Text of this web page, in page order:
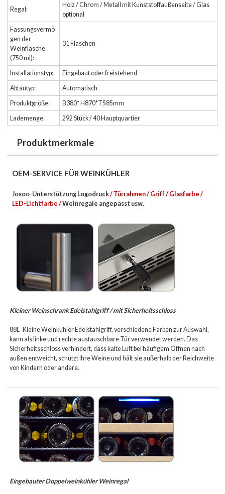
Regal:
Holz / Chrom / Metall mit Kunststoffaußenseite / Glas
optional
Fassungsvermö
gen der
Weinflasche
(750 ml):
31 Flaschen
Installationstyp:
Eingebaut oder freistehend
Abtautyp:
Automatisch
Produktgröße:
B380* H870*T585mm
Lademenge:
292 Stück / 40 Hauptquartier
Produktmerkmale
OEM-SERVICE FÜR WEINKÜHLER
Josoo-Unterstützung Logodruck/ Türrahmen / Griff / Glasfarbe /
LED-Lichtfarbe /Weinregale angepasst usw.
Kleiner Weinschrank Edelstahlgriff / mit Sicherheitsschloss
88L Kleine Weinkühler Edelstahlgriff, verschiedene Farben zur Auswahl,
kann als linke und rechte austauschbare Tür verwendet werden. Das
Sicherheitsschloss verhindert, dass kalte Luft bei häufigem Öffnen nach
außen entweicht, schützt Ihre Weine und hält sie außerhalb der Reichweite
von Kindern oder andere.
Eingebauter Doppelweinkühler Weinregal